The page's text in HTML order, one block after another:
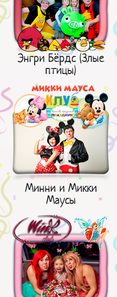
Энгри Бёрдс (Злые
птицы)
Минни и Микки
Маусы